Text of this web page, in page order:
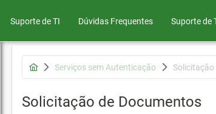
Suporte de TI Dúvidas Frequentes Suporte de
Serviços sem Autenticação
Solicitação de Documentos